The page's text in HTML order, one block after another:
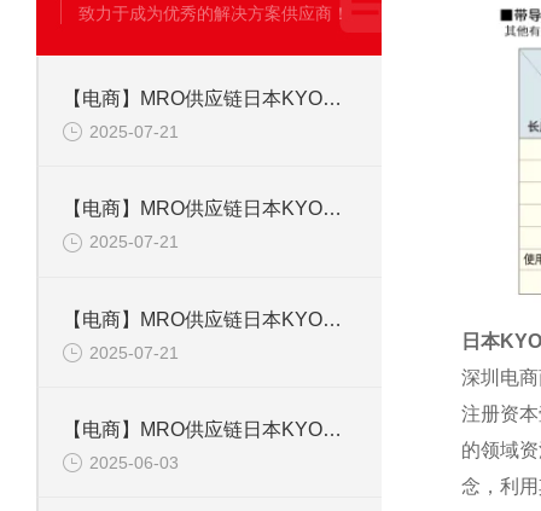
致力于成为优秀的解决方案供应商！
【电商】MRO供应链日本KYOWA共和 应变片 KFGS-1-350-C1-23L5M3R
2025-07-21
【电商】MRO供应链日本KYOWA共和 应变片 KFGS-1-120-D16-11L5M3S
2025-07-21
【电商】MRO供应链日本KYOWA共和 通用箔式应变片KFGS-2-350-D1-23
2025-07-21
【电商】MRO供应链日本KYOWA共和 小型通用显示器WGI-400A-00E
2025-06-03
日本
深圳电
注册资
的领域
念，利